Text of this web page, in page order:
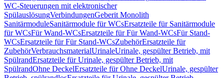
WC-Steuerungen mit elektronischer
SpülauslösungVerbindungenGeberit Monolith
SanitärmoduleSanitärmodule für WCsErsatzteile für Sanitärmodule
für WCsFür Wand-WCsErsatzteile für Für Wand-WCsFür Stand-
WCsErsatzteile für Für Stand-WCsZubehörErsatzteile für
ZubehörVerbrauchsmaterialUrinaleUrinale, gespülter Betrieb, mit
SpülrandErsatzteile für Urinale, gespülter Betrieb, mit
SpülrandOhne DeckelErsatzteile für Ohne DeckelUrinale, gespülter